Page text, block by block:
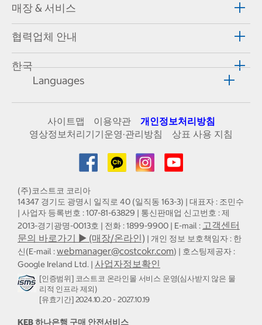
매장 & 서비스
협력업체 안내
한국
Languages
사이트맵 이용약관
개인정보처리방침
영상정보처리기기운영·관리방침
상표 사용 지침
(주)코스트코 코리아
14347 경기도 광명시 일직로 40 (일직동 163-3) | 대표자 : 조민수
| 사업자 등록번호 : 107-81-63829 | 통신판매업 신고번호 : 제
2013-경기광명-0013호 | 전화 : 1899-9900 | E-mail : 고객센터
문의 바로가기 ▶ (매장/온라인) | 개인 정보 보호책임자 : 한
신(E-mail :webmanager@costcokr.com) | 호스팅제공자 :
Google Ireland Ltd. | 사업자정보확인
[인증범위] 코스트코 온라인몰 서비스 운영(심사받지 않은 물
리적 인프라 제외)
[유효기간] 2024.10.20 - 2027.10.19
KEB 하나은행 구매 안전서비스